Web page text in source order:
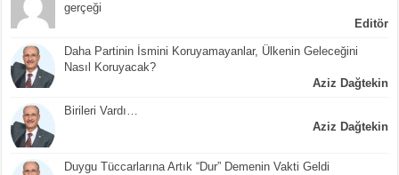
gerçeği
Editör
Daha Partinin İsmini Koruyamayanlar, Ülkenin Geleceğini
Nasıl Koruyacak?
Aziz Dağtekin
Birileri Vardı…
Aziz Dağtekin
Duygu Tüccarlarına Artık “Dur” Demenin Vakti Geldi